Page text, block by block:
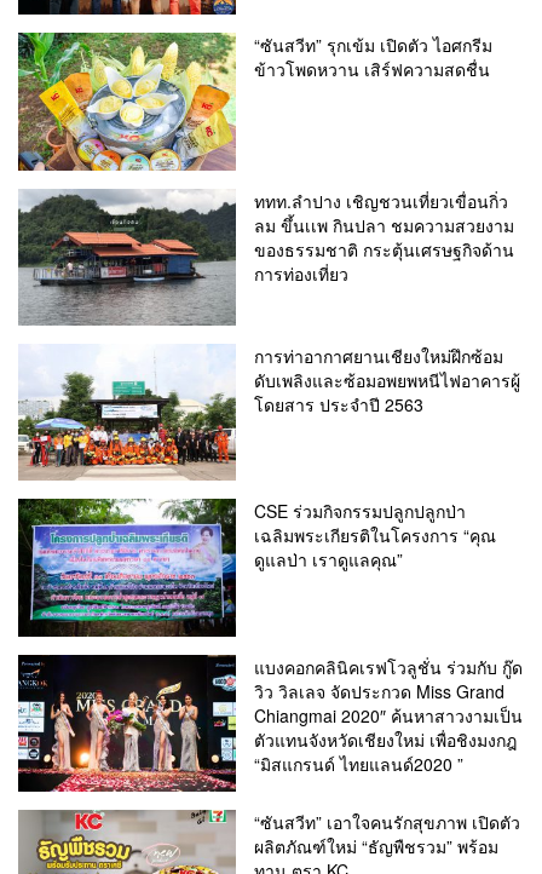
“ซันสวีท” รุกเข้ม เปิดตัว ไอศกรีม
ข้าวโพดหวาน เสิร์ฟความสดชื่น
ททท.ลำปาง เชิญชวนเที่ยวเขื่อนกิ่ว
ลม ขึ้นเเพ กินปลา ชมความสวยงาม
ของธรรมชาติ กระตุ้นเศรษฐกิจด้าน
การท่องเที่ยว
การท่าอากาศยานเชียงใหม่ฝึกซ้อม
ดับเพลิงและซ้อมอพยพหนีไฟอาคารผู้
โดยสาร ประจำปี 2563
CSE ร่วมกิจกรรมปลูกปลูกป่า
เฉลิมพระเกียรติในโครงการ “คุณ
ดูแลป่า เราดูแลคุณ”
แบงคอกคลินิคเรฟโวลูชั่น ร่วมกับ กู๊ด
วิว วิลเลจ จัดประกวด Miss Grand
Chiangmai 2020″ ค้นหาสาวงามเป็น
ตัวแทนจังหวัดเชียงใหม่ เพื่อชิงมงกฎ
“มิสแกรนด์ ไทยแลนด์2020 ”
“ซันสวีท” เอาใจคนรักสุขภาพ เปิดตัว
ผลิตภัณฑ์ใหม่ “ธัญพืชรวม” พร้อม